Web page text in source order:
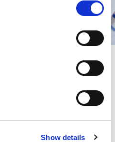
Show details